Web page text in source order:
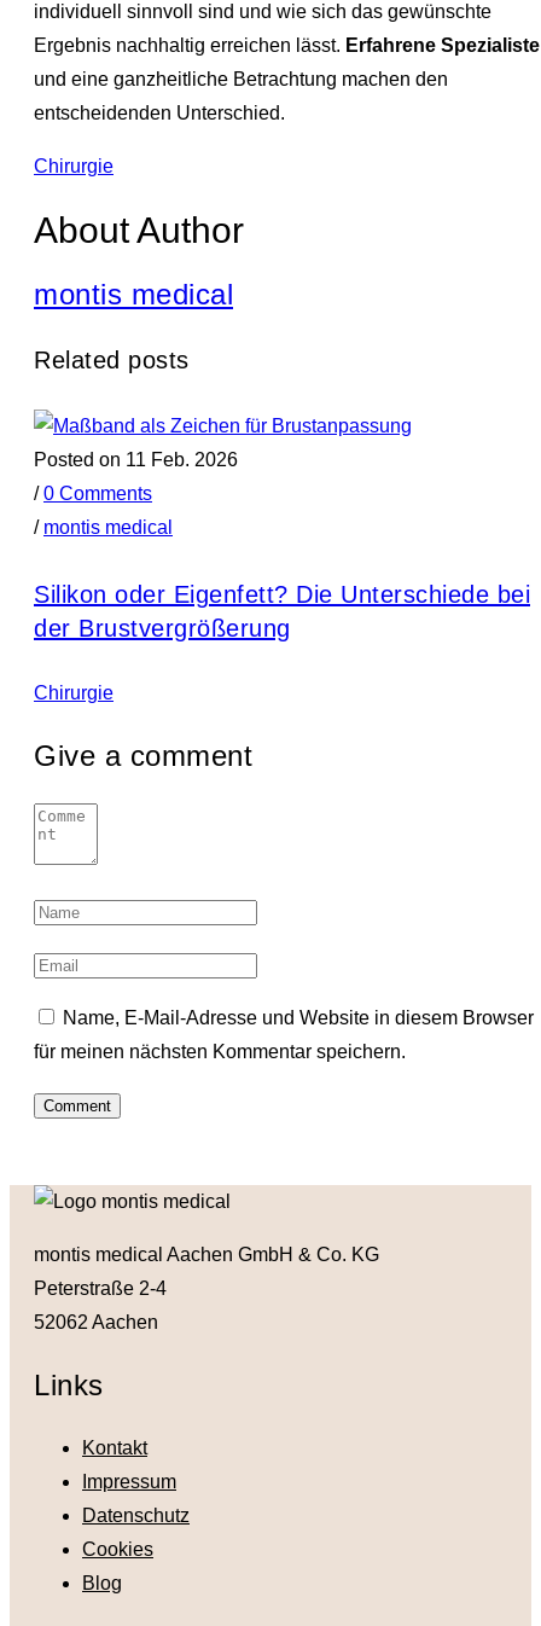
individuell sinnvoll sind und wie sich das gewünschte
Ergebnis nachhaltig erreichen lässt. Erfahrene
und eine ganzheitliche Betrachtung machen den
entscheidenden Unterschied.
Chirurgie
About Author
montis medical
Related posts
Posted on 11 Feb. 2026
/0 Comments
/ montis medical
Silikon oder Eigenfett? Die Unterschiede bei
der Brustvergrößerung
Chirurgie
Give a comment
Name, E-Mail-Adresse und Website in diesem Browser
für meinen nächsten Kommentar speichern.
montis medical Aachen GmbH & Co. KG
Peterstraße 2-4
52062 Aachen
Links
Kontakt
Impressum
Datenschutz
Cookies
Blog